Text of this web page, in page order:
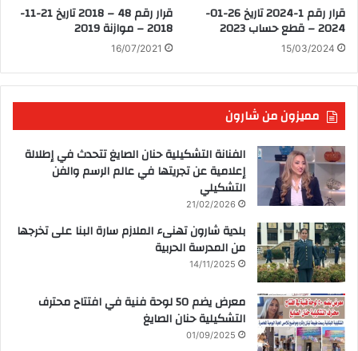
قرار رقم 1-2024 تاريخ 26-01-
2024 – قطع حساب 2023
15/03/2024
قرار رقم 48 – 2018 تاريخ 21-11-
2018 – موازنة 2019
16/07/2021
مميزون من شارون
الفنانة التشكيلية حنان الصايغ تتحدث في إطلالة
إعلامية عن تجريتها في عالم الرسم والفن
التشكيلي
21/02/2026
بلدية شارون تهنىء الملازم سارة البنا على تخرجها
من المدرسة الحربية
14/11/2025
معرض يضم 50 لوحة فنية في افتتاح محترف
التشكيلية حنان الصايغ
01/09/2025